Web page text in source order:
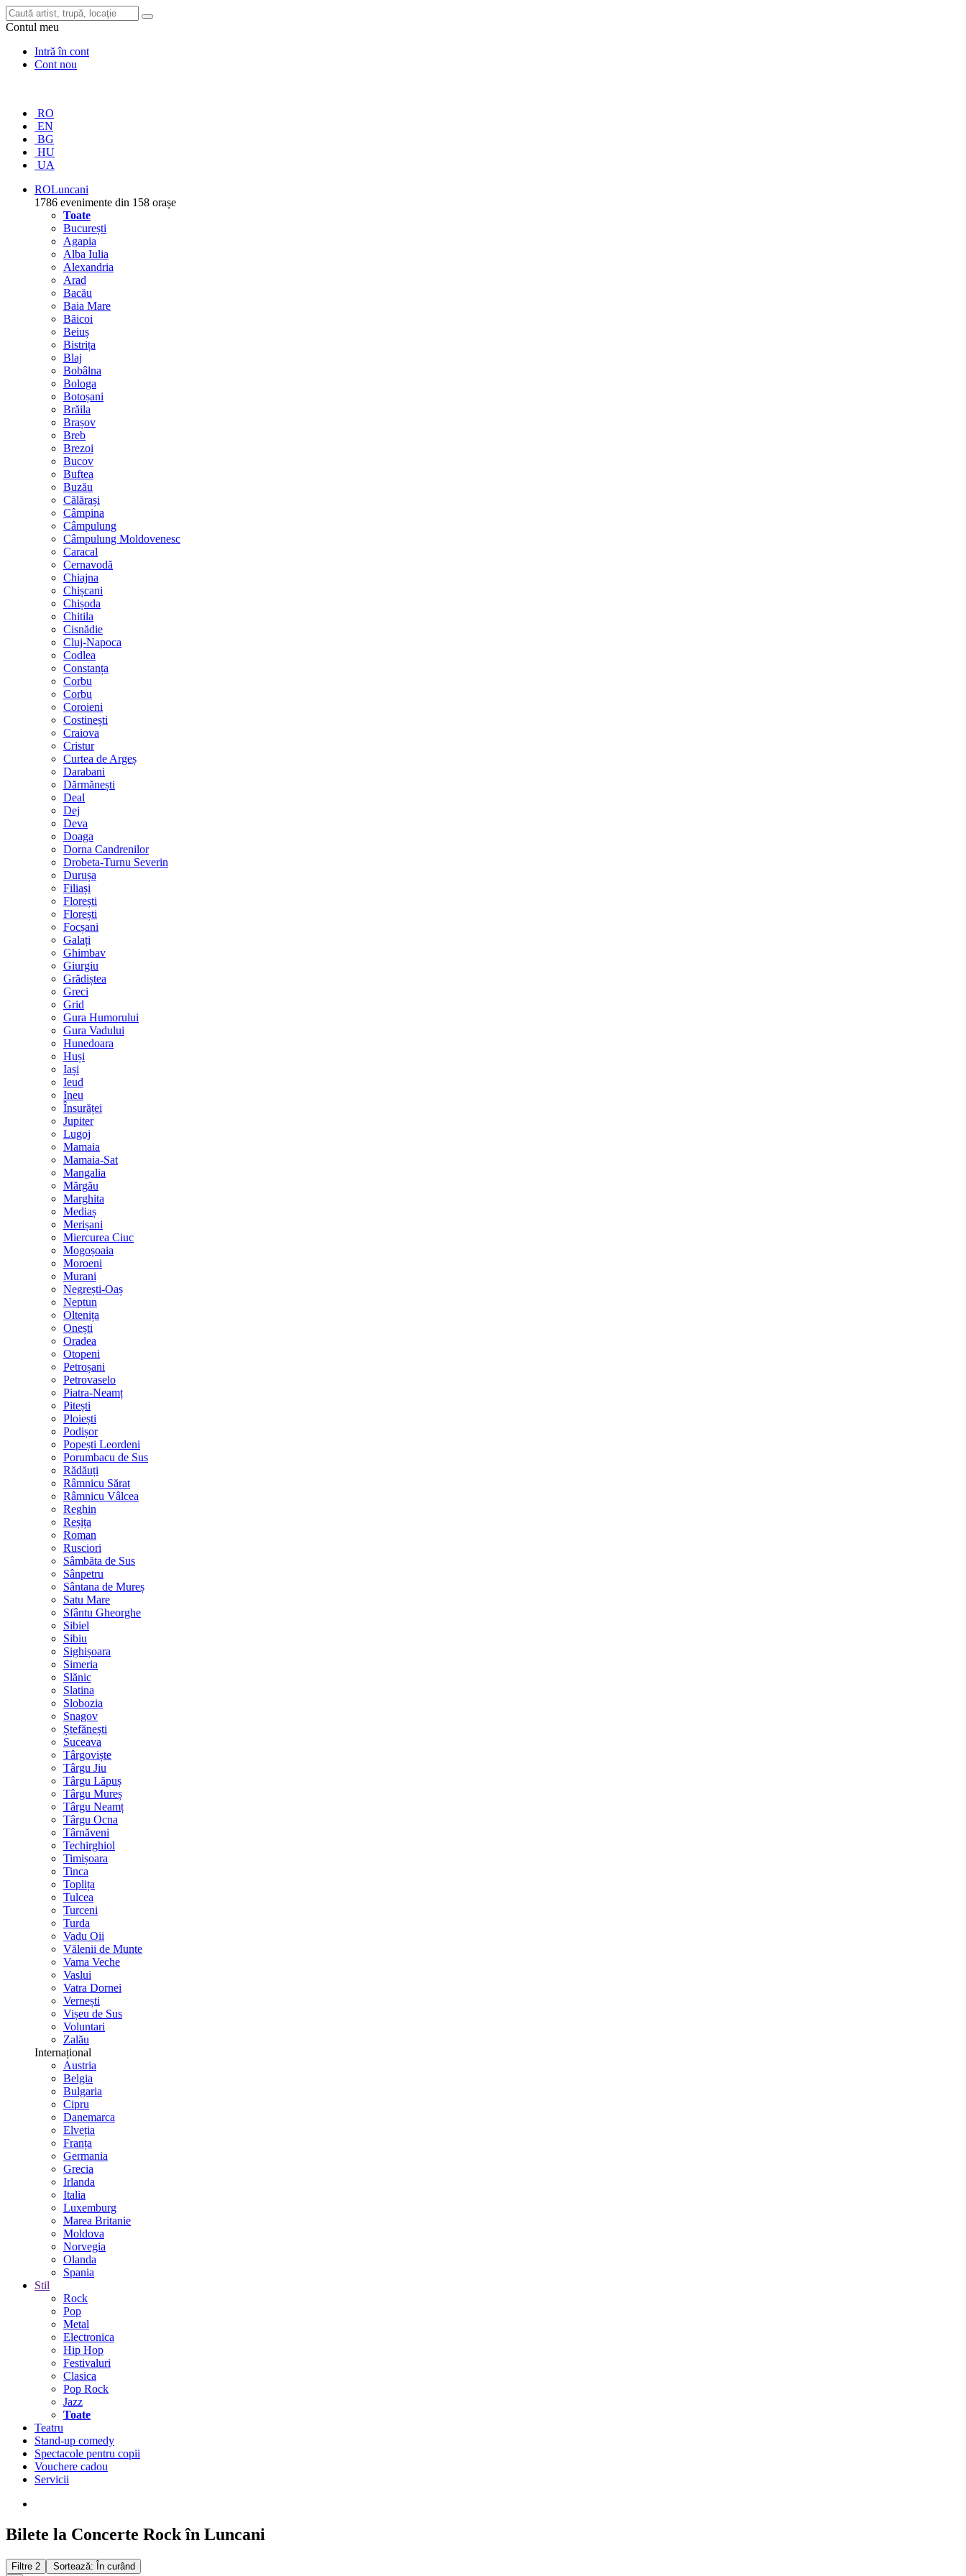
Contul meu
Intră în cont
Cont nou
RO
EN
BG
HU
UA
ROLuncani
1786 evenimente din 158 orașe
Toate
București
Agapia
Alba Iulia
Alexandria
Arad
Bacău
Baia Mare
Băicoi
Beiuș
Bistrița
Blaj
Bobâlna
Bologa
Botoșani
Brăila
Brașov
Breb
Brezoi
Bucov
Buftea
Buzău
Călărași
Câmpina
Câmpulung
Câmpulung Moldovenesc
Caracal
Cernavodă
Chiajna
Chișcani
Chișoda
Chitila
Cisnădie
Cluj-Napoca
Codlea
Constanța
Corbu
Corbu
Coroieni
Costinești
Craiova
Cristur
Curtea de Argeș
Darabani
Dărmănești
Deal
Dej
Deva
Doaga
Dorna Candrenilor
Drobeta-Turnu Severin
Durușa
Filiași
Florești
Florești
Focșani
Galați
Ghimbav
Giurgiu
Grădiștea
Greci
Grid
Gura Humorului
Gura Vadului
Hunedoara
Huși
Iași
Ieud
Ineu
Însurăței
Jupiter
Lugoj
Mamaia
Mamaia-Sat
Mangalia
Mărgău
Marghita
Mediaș
Merișani
Miercurea Ciuc
Mogoșoaia
Moroeni
Murani
Negrești-Oaș
Neptun
Oltenița
Onești
Oradea
Otopeni
Petroșani
Petrovaselo
Piatra-Neamț
Pitești
Ploiești
Podișor
Popești Leordeni
Porumbacu de Sus
Rădăuți
Râmnicu Sărat
Râmnicu Vâlcea
Reghin
Reșița
Roman
Rusciori
Sâmbăta de Sus
Sânpetru
Sântana de Mureș
Satu Mare
Sfântu Gheorghe
Sibiel
Sibiu
Sighișoara
Simeria
Slănic
Slatina
Slobozia
Snagov
Ștefănești
Suceava
Târgoviște
Târgu Jiu
Târgu Lăpuș
Târgu Mureș
Târgu Neamț
Târgu Ocna
Târnăveni
Techirghiol
Timișoara
Tinca
Toplița
Tulcea
Turceni
Turda
Vadu Oii
Vălenii de Munte
Vama Veche
Vaslui
Vatra Dornei
Vernești
Vișeu de Sus
Voluntari
Zalău
Internațional
Austria
Belgia
Bulgaria
Cipru
Danemarca
Elveția
Franța
Germania
Grecia
Irlanda
Italia
Luxemburg
Marea Britanie
Moldova
Norvegia
Olanda
Spania
Stil
Rock
Pop
Metal
Electronica
Hip Hop
Festivaluri
Clasica
Pop Rock
Jazz
Toate
Teatru
Stand-up comedy
Spectacole pentru copii
Vouchere cadou
Servicii
Bilete la Concerte Rock în Luncani
Filtre 2
Sortează: În curând